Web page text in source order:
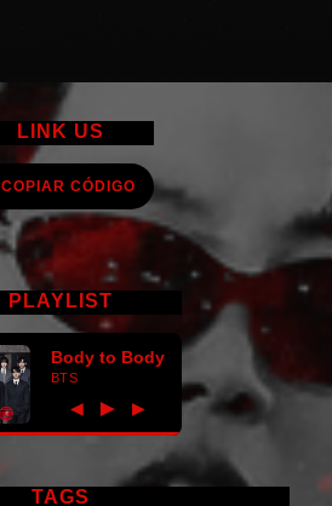
LINK US
COPIAR CÓDIGO
PLAYLIST
Body to Body
BTS
◀ ► ▶
TAGS